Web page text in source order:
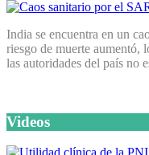
India se encuentra en un
riesgo de muerte aumentó,
las autoridades del país no
Videos